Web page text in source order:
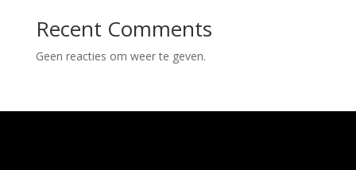
Recent Comments
Geen reacties om weer te geven.